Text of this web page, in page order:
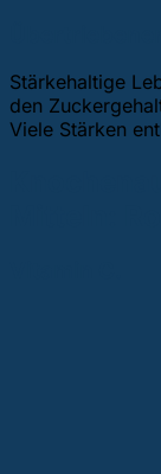
Stärkehaltige
den
Viele Stärken